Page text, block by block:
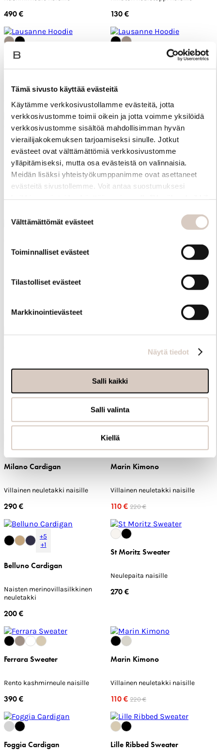
Tämä sivusto käyttää evästeitä
Käytämme verkkosivustollamme evästeitä, jotta
verkkosivustomme toimii oikein ja jotta voimme yksilöidä
verkkosivustomme sisältöä mahdollisimman hyvän
vierailijakokemuksen tarjoamiseksi sinulle. Jotkut
evästeet ovat välttämättömiä verkkosivustomme
ylläpitämiseksi, mutta osa evästeistä on valinnaisia.
Meidän lisäksi yhteistyökumppanimme ovat asettaneet
evästeitä sivustollemme. Voit antaa suostumuksesi
myöhemmin ”Evästeasetukset” -linkin kautta.
valinta
Välttämättömät evästeet
Toiminnalliset evästeet
Tilastolliset evästeet
Markkinointievästeet
Näytä tiedot
Salli kaikki
Salli valinta
Kiellä
490 € 130 €
Lausanne Hoodie Lausanne Hoodie
Riviere Knit Top
Hihaton neuletoppi naisille
130 €
+5
+1
Belluno Cardigan
Naisten merinovillasilkkinen
neuletakki
160 €
Naisten merinovillainen
Belluno Cardigan
Naisten merinovillasilkkinen
200 €
Medea Sweater
Villainen pooloneule naisille
230 €
Milano Cardigan
Villainen neuletakki naisille
290 €
Marin Kimono
Villainen neuletakki naisille
110 € 220 €
+5
+1
Belluno Cardigan
Naisten merinovillasilkkinen
neuletakki
200 €
St Moritz Sweater
Neulepaita naisille
270 €
Ferrara Sweater
Rento kashmirneule naisille
390 €
Marin Kimono
Villainen neuletakki naisille
110 € 220 €
Foggia Cardigan Lille Ribbed Sweater